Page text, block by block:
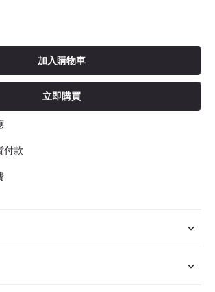
加入購物車
立即購買
付款